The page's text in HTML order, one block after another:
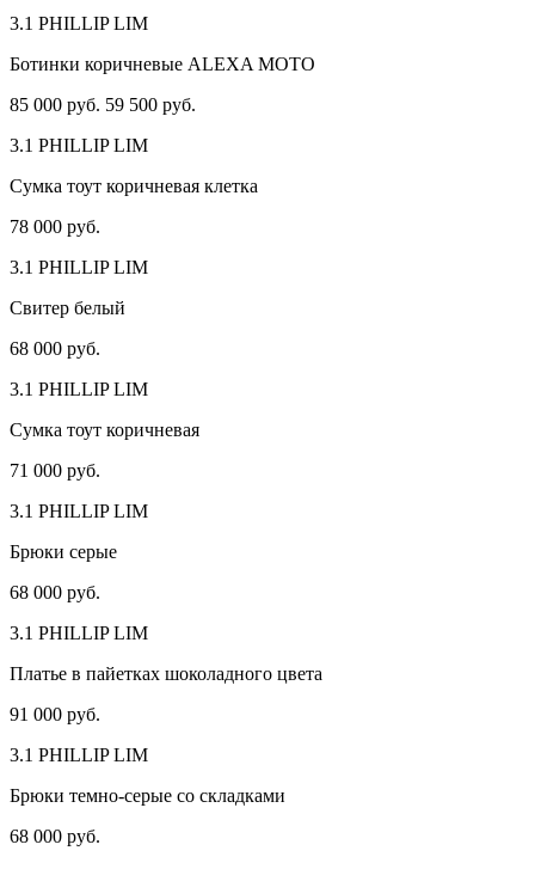
3.1 PHILLIP LIM
Ботинки коричневые ALEXA MOTO
85 000 руб. 59 500 руб.
3.1 PHILLIP LIM
Сумка тоут коричневая клетка
78 000 руб.
3.1 PHILLIP LIM
Свитер белый
68 000 руб.
3.1 PHILLIP LIM
Сумка тоут коричневая
71 000 руб.
3.1 PHILLIP LIM
Брюки серые
68 000 руб.
3.1 PHILLIP LIM
Платье в пайетках шоколадного цвета
91 000 руб.
3.1 PHILLIP LIM
Брюки темно-серые со складками
68 000 руб.